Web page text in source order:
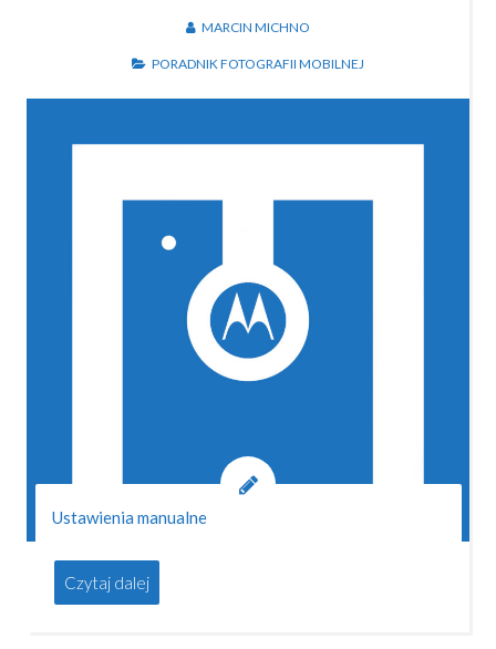
MARCIN MICHNO
PORADNIK FOTOGRAFII MOBILNEJ
Ustawienia manualne
Czytaj dalej